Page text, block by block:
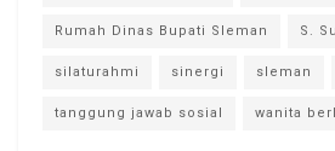
Rumah Dinas Bupati Sleman S.
silaturahmi sinergi sleman
tanggung jawab sosial wanita